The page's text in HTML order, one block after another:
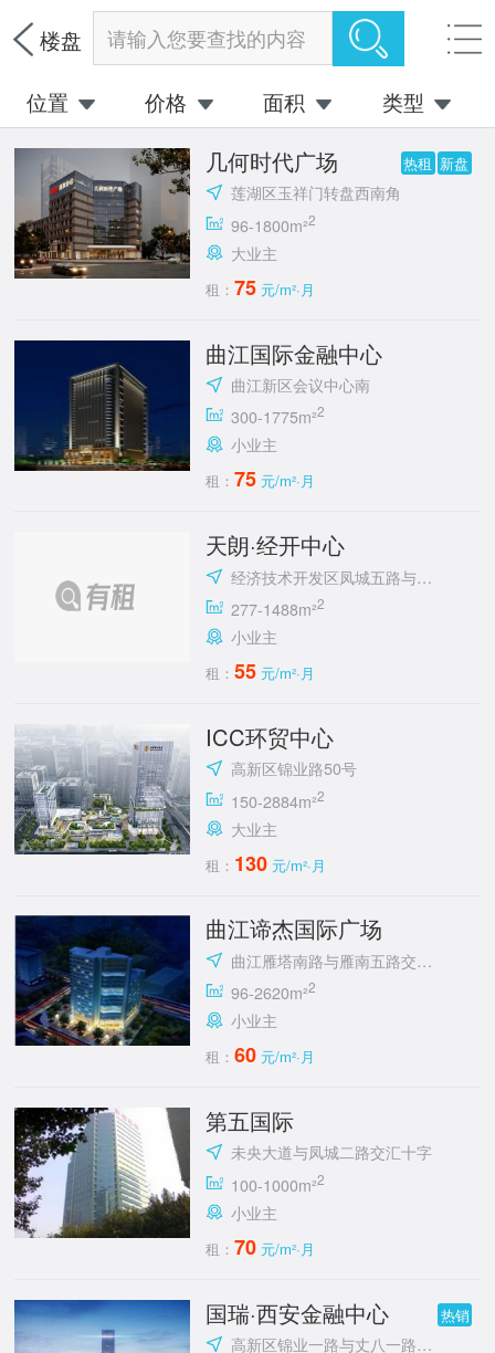
楼盘 请输入您要查找的内容
位置 价格 面积 类型
几何时代广场 热租 新盘
莲湖区玉祥门转盘西南角
96-1800m²2
大业主
租：75 元/m²·月
曲江国际金融中心
曲江新区会议中心南
300-1775m²2
小业主
租：75 元/m²·月
天朗·经开中心
经济技术开发区凤城五路与明光路十字东北角
277-1488m²2
小业主
租：55 元/m²·月
ICC环贸中心
高新区锦业路50号
150-2884m²2
大业主
租： 130 元/m²·月
曲江谛杰国际广场
曲江雁塔南路与雁南五路交汇处向西100米路南
96-2620m²2
小业主
租：60 元/m²·月
第五国际
未央大道与凤城二路交汇十字
100-1000m²2
小业主
租：70 元/m²·月
国瑞·西安金融中心 热销
高新区锦业一路与丈八一路交汇处东南角